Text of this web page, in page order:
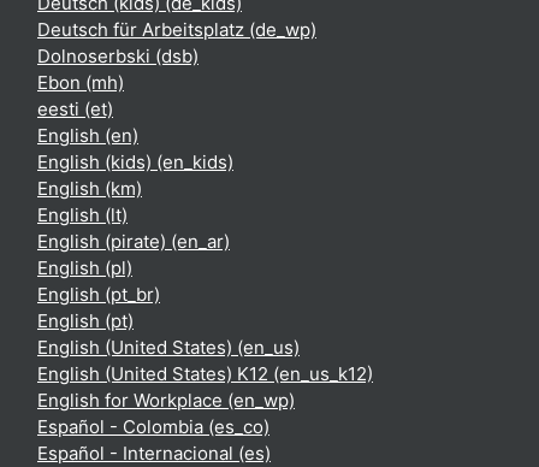
Deutsch für Arbeitsplatz ‎(de_wp)‎
Dolnoserbski ‎(dsb)‎
Ebon ‎(mh)‎
eesti ‎(et)‎
English ‎(en)‎
English (kids) ‎(en_kids)‎
English ‎(km)‎
English ‎(lt)‎
English (pirate) ‎(en_ar)‎
English ‎(pl)‎
English ‎(pt_br)‎
English ‎(pt)‎
English (United States) ‎(en_us)‎
English (United States) K12 ‎(en_us_k12)‎
English for Workplace ‎(en_wp)‎
Español - Colombia ‎(es_co)‎
Español - Internacional ‎(es)‎